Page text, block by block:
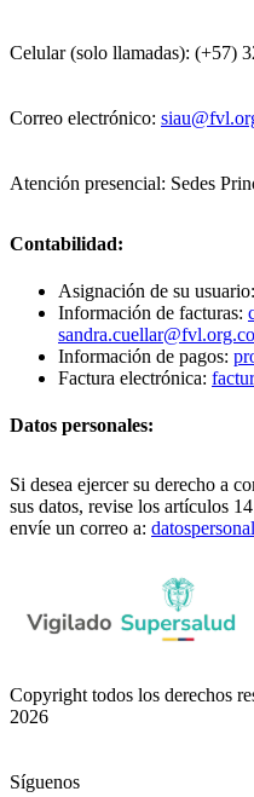
Celular (solo llamadas): (+57)
Correo electrónico:
Atención presencial: Sedes
Contabilidad:
Asignación de su usuario:
Información de facturas:
sandra.cuellar@fvl.org.co
Información de pagos:
Factura electrónica:
Datos personales:
Si desea ejercer su derecho a
sus datos, revise los artículos
envíe un correo a:
Copyright todos los derechos
2026
Síguenos